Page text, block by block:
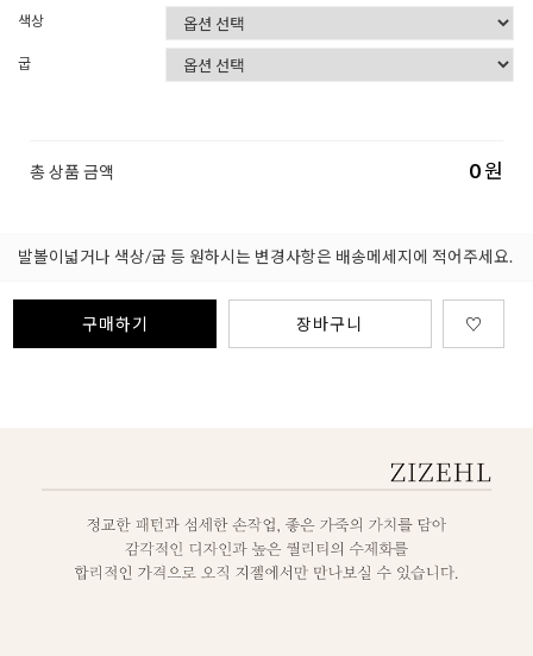
색상
굽
총 상품 금액 0원
발볼이넓거나 색상/굽 등 원하시는 변경사항은 배송메세지에 적어주세요.
구매하기 장바구니 ♡